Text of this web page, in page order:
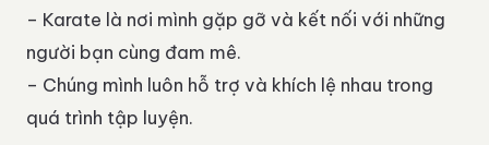
– Karate là nơi mình gặp gỡ và kết nối với những
người bạn cùng đam mê.
– Chúng mình luôn hỗ trợ và khích lệ nhau trong
quá trình tập luyện.